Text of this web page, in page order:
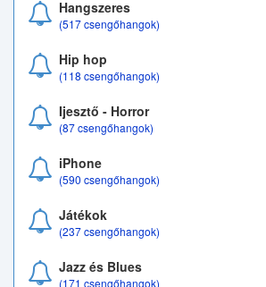
Hangszeres
(517 csengőhangok)
Hip hop
(118 csengőhangok)
Ijesztő - Horror
(87 csengőhangok)
iPhone
(590 csengőhangok)
Játékok
(237 csengőhangok)
Jazz és Blues
(171 csengőhangok)